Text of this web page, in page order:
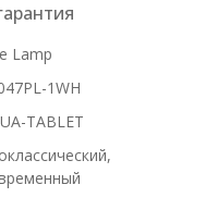
Lamp
1WH
TABLET